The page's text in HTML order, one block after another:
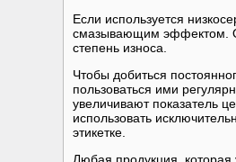
Если используется
смазывающим эффектом.
степень износа.
Чтобы добиться
пользоваться ими
увеличивают показатель
использовать
этикетке.